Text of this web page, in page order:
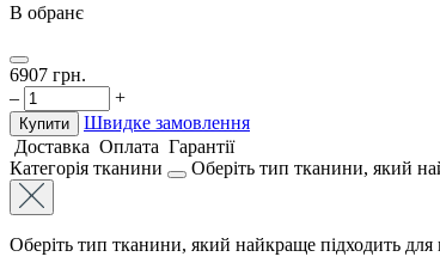
В обранє
6907 грн.
–
+
Купити
Швидке замовлення
Доставка Оплата Гарантії
Категорія тканини
Оберіть тип тканини, який
Оберіть тип тканини, який найкраще підходить